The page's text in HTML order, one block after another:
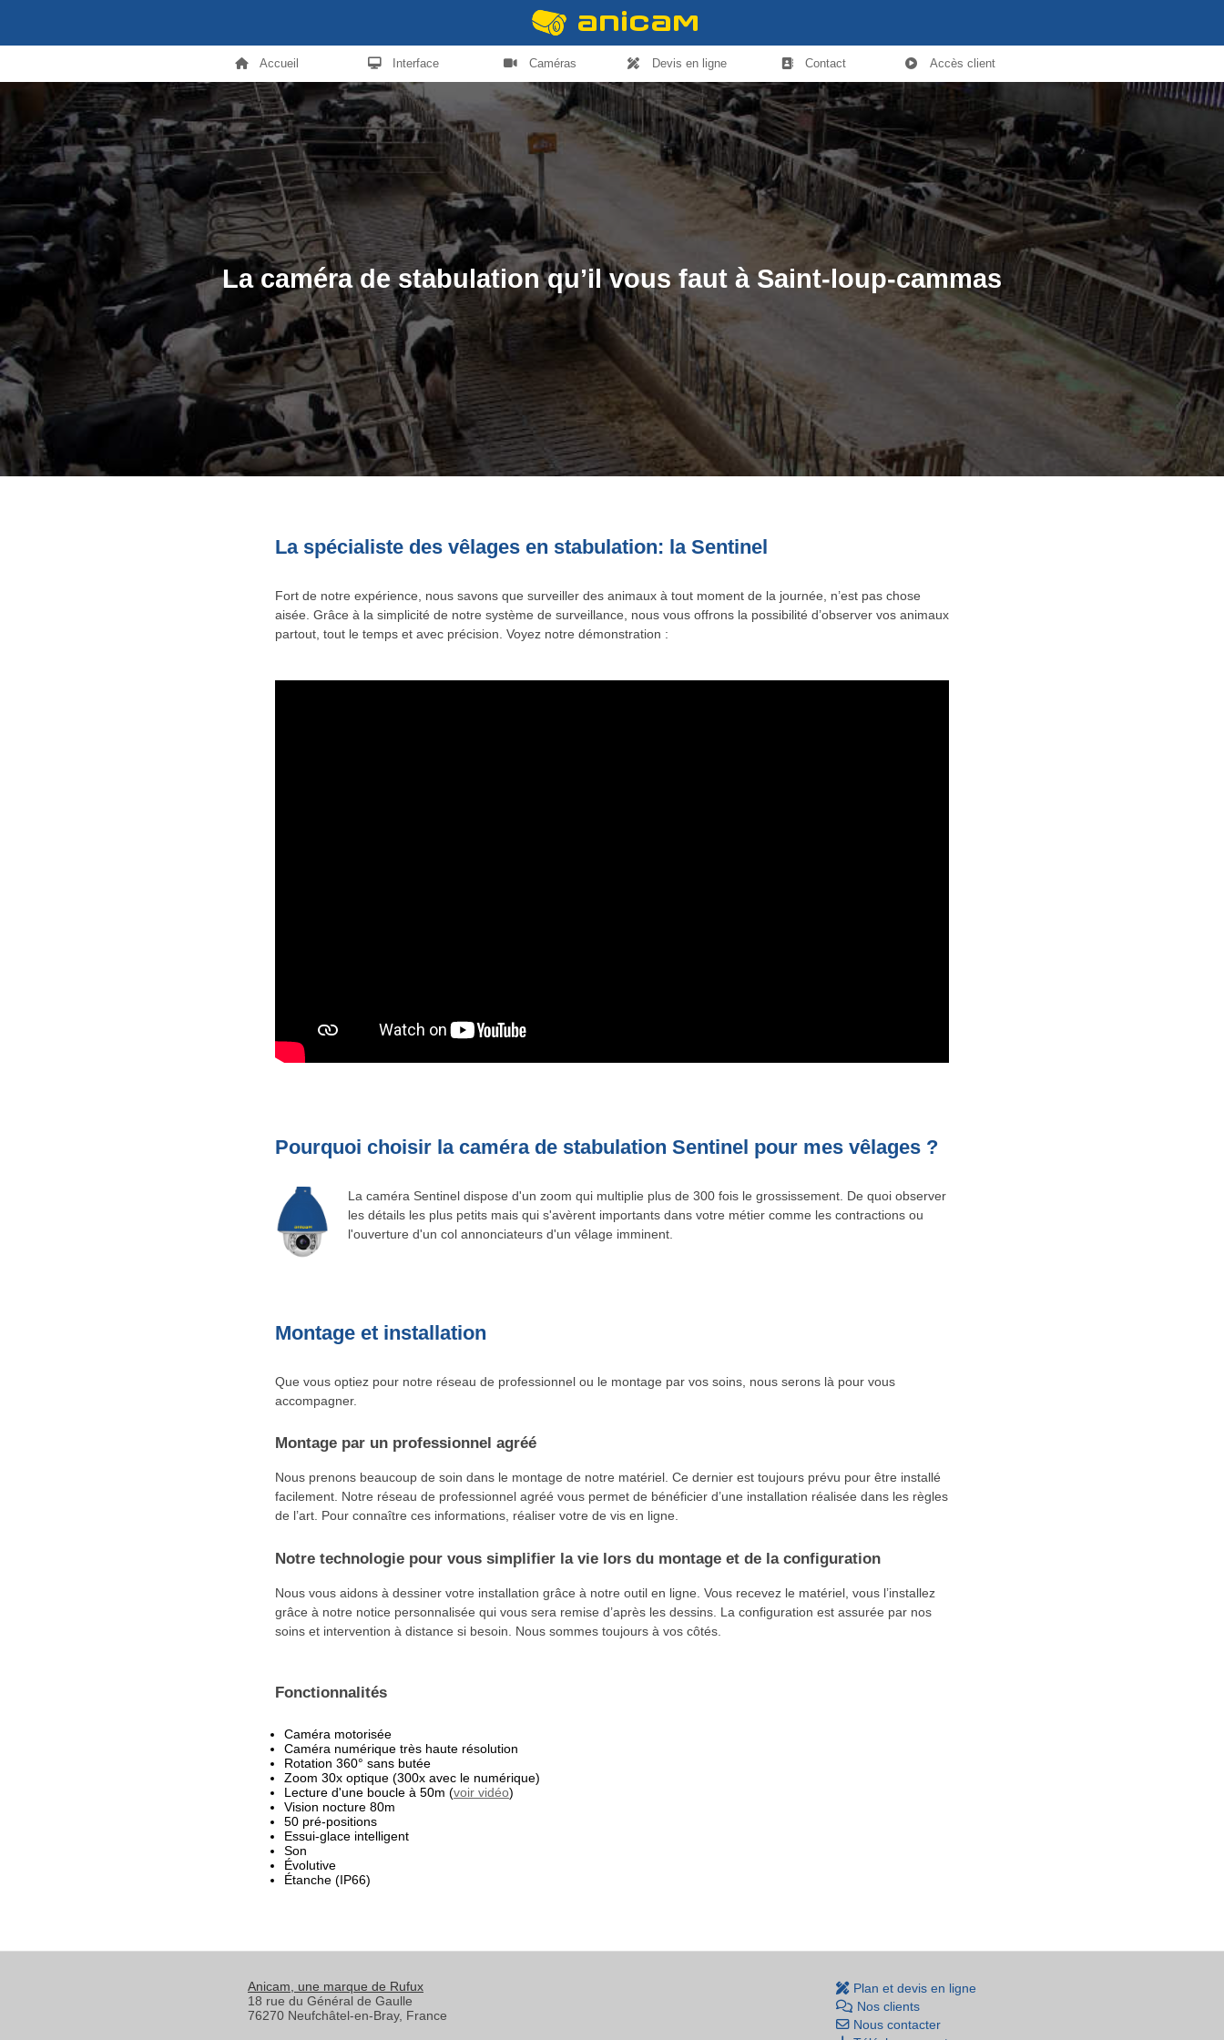
Accueil Interface Caméras Devis en ligne Contact Accès client
La caméra de stabulation qu’il vous faut à Saint-loup-cammas
La spécialiste des vêlages en stabulation: la Sentinel
Fort de notre expérience, nous savons que surveiller des animaux à tout moment de la journée, n’est pas chose
aisée. Grâce à la simplicité de notre système de surveillance, nous vous offrons la possibilité d’observer vos animaux
partout, tout le temps et avec précision. Voyez notre démonstration :
Pourquoi choisir la caméra de stabulation Sentinel pour mes vêlages ?
La caméra Sentinel dispose d'un zoom qui multiplie plus de 300 fois le grossissement. De quoi observer
les détails les plus petits mais qui s'avèrent importants dans votre métier comme les contractions ou
l'ouverture d'un col annonciateurs d'un vêlage imminent.
Montage et installation
Que vous optiez pour notre réseau de professionnel ou le montage par vos soins, nous serons là pour vous
accompagner.
Montage par un professionnel agréé
Nous prenons beaucoup de soin dans le montage de notre matériel. Ce dernier est toujours prévu pour être installé
facilement. Notre réseau de professionnel agréé vous permet de bénéficier d’une installation réalisée dans les règles
de l’art. Pour connaître ces informations, réaliser votre de vis en ligne.
Notre technologie pour vous simplifier la vie lors du montage et de la configuration
Nous vous aidons à dessiner votre installation grâce à notre outil en ligne. Vous recevez le matériel, vous l’installez
grâce à notre notice personnalisée qui vous sera remise d’après les dessins. La configuration est assurée par nos
soins et intervention à distance si besoin. Nous sommes toujours à vos côtés.
Fonctionnalités
Caméra motorisée
Caméra numérique très haute résolution
Rotation 360° sans butée
Zoom 30x optique (300x avec le numérique)
Lecture d'une boucle à 50m (voir vidéo)
Vision nocture 80m
50 pré-positions
Essui-glace intelligent
Son
Évolutive
Étanche (IP66)
Plan et devis en ligne
Nos clients
Nous contacter
Anicam , une marque de Rufux
18 rue du Général de Gaulle
76270 Neufchâtel-en-Bray, France